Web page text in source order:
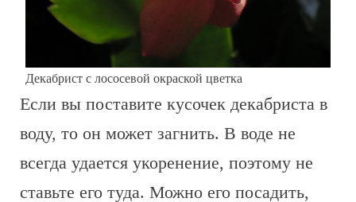
Декабрист с лососевой окраской цветка
Если вы поставите кусочек декабриста в
воду, то он может загнить. В воде не
всегда удается укоренение, поэтому не
ставьте его туда. Можно его посадить,